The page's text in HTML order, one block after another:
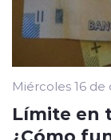
Miércoles 16
Límite en
¿Cómo